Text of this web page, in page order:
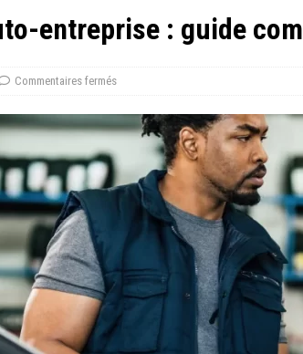
entreprise : guide
Commentaires fermés